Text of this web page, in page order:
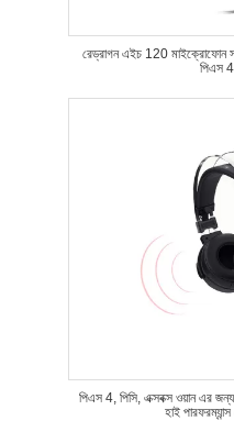
রেড্রাগন এইচ 120 মাইক্রোফোন
পিএস
পিএস 4, পিসি, এক্সবক্স ওয়ান এর
হাই